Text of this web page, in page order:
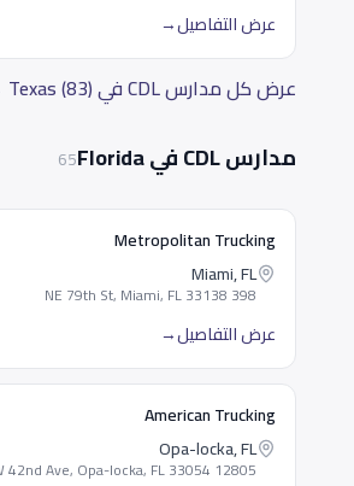
عرض التفاصيل→
عرض كل مدارس CDL في Texas (83) →
مدارس CDL في Florida 65
Metropolitan Trucking
Miami, FL
398 NE 79th St, Miami, FL 33138
عرض التفاصيل→
American Trucking
Opa-locka, FL
12805 NW 42nd Ave, Opa-locka, FL 33054